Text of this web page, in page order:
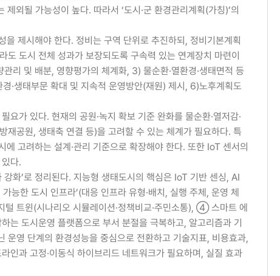
외될 가능성이 높다. 따라서 ‘도시·군 환경관리계획(가칭)’의
제시해야 한다. 정비는 구역 단위로 추진하되, 정비기본계획
도 도시 전체 성과가 보장되도록 구속력 있는 연계장치 마련이
리 및 배분, 영향평가의 체계화, 3) 물순환·열환경·생태면적 등
·생태부문 확대 및 지속적 운영방안(재원) 제시, 6)노후계획도
가 있다. 현재의 공원·녹지 확보 기준 완화를 물순환·열저감·
재공원, 생태축 연결 등)을 고려할 수 있는 체계가 필요하다. 특
고려하는 설계·관리 기준으로 확장해야 한다. 또한 IoT 센서의
다.
화’로 정리된다. 지능형 생태도시의 핵심은 IoT 기반 센싱, AI
능한 도시 인프라’(대응 인프라 유형·배치, 실행 주체, 운영 체
트윈(시나리오 시뮬레이션·정책비교·주민소통), ④ 스마트 에
는 도시운영 플랫폼으로 부서 분절을 극복하고, 알고리즘과 기
영 단계의 환경성능을 중심으로 전환하고 기술지표, 비용효과,
인과 고정·이동식 하이브리드 네트워크가 필요하며, 실질 효과